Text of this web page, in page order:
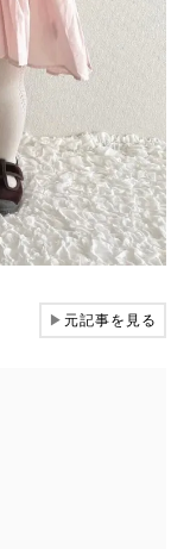
▶元記事を見る